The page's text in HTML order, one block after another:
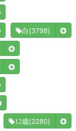
白 (3798)
12歳(2280)